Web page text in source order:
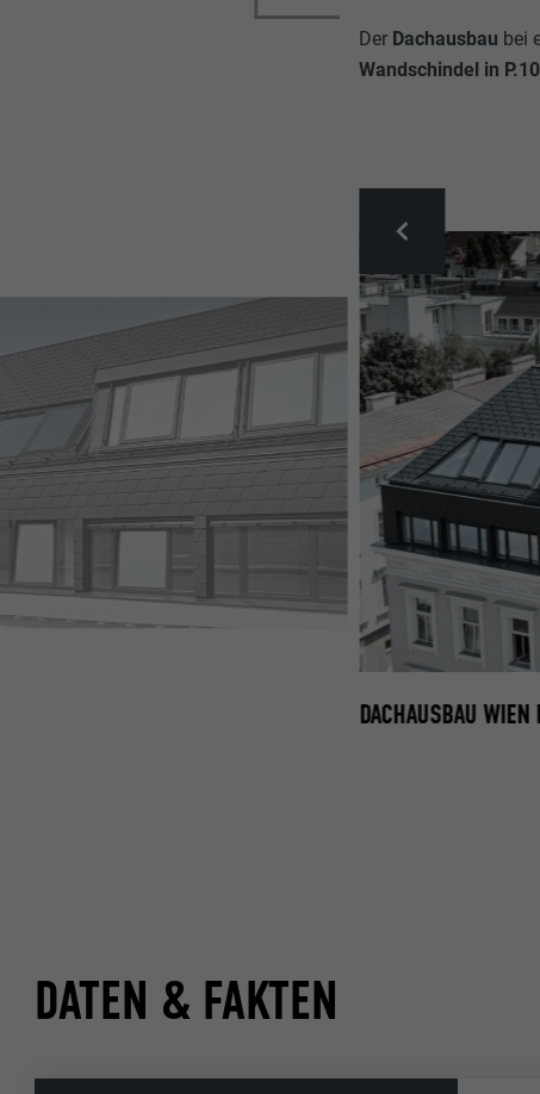
Der Dachausbau bei
Wandschindel in
DACHAUSBAU
DATEN & FAKTEN